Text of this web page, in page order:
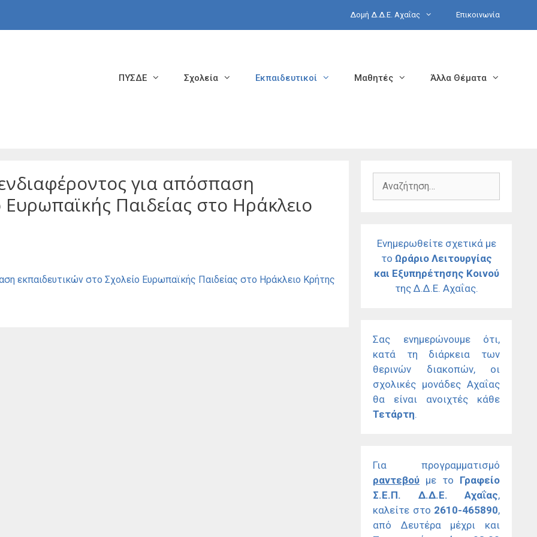
Δομή Δ.Δ.Ε. Αχαΐας Επικοινωνία
ΠΥΣΔΕ Σχολεία Εκπαιδευτικοί Μαθητές Άλλα Θέματα
για απόσπαση
Ευρωπαϊκής Παιδείας στο Ηράκλειο
εκπαιδευτικών στo Σχολείο Ευρωπαϊκής Παιδείας στο Ηράκλειο Κρήτης
Αναζήτηση
Ενημερωθείτε σχετικά με
το Ωράριο Λειτουργίας
και Εξυπηρέτησης Κοινού
της Δ.Δ.Ε. Αχαΐας.
Σας ενημερώνουμε ότι,
κατά τη διάρκεια των
θερινών διακοπών, οι
σχολικές μονάδες Αχαΐας
θα είναι ανοιχτές κάθε
Τετάρτη.
Για προγραμματισμό
ραντεβού με το Γραφείο
Σ.Ε.Π. Δ.Δ.Ε. Αχαΐας,
καλείτε στο 2610-465890,
από Δευτέρα μέχρι και